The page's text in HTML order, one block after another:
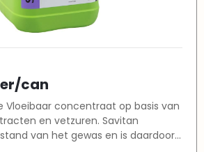
can
Vloeibaar concentraat op basis van
en vetzuren. Savitan
van het gewas en is daardoor